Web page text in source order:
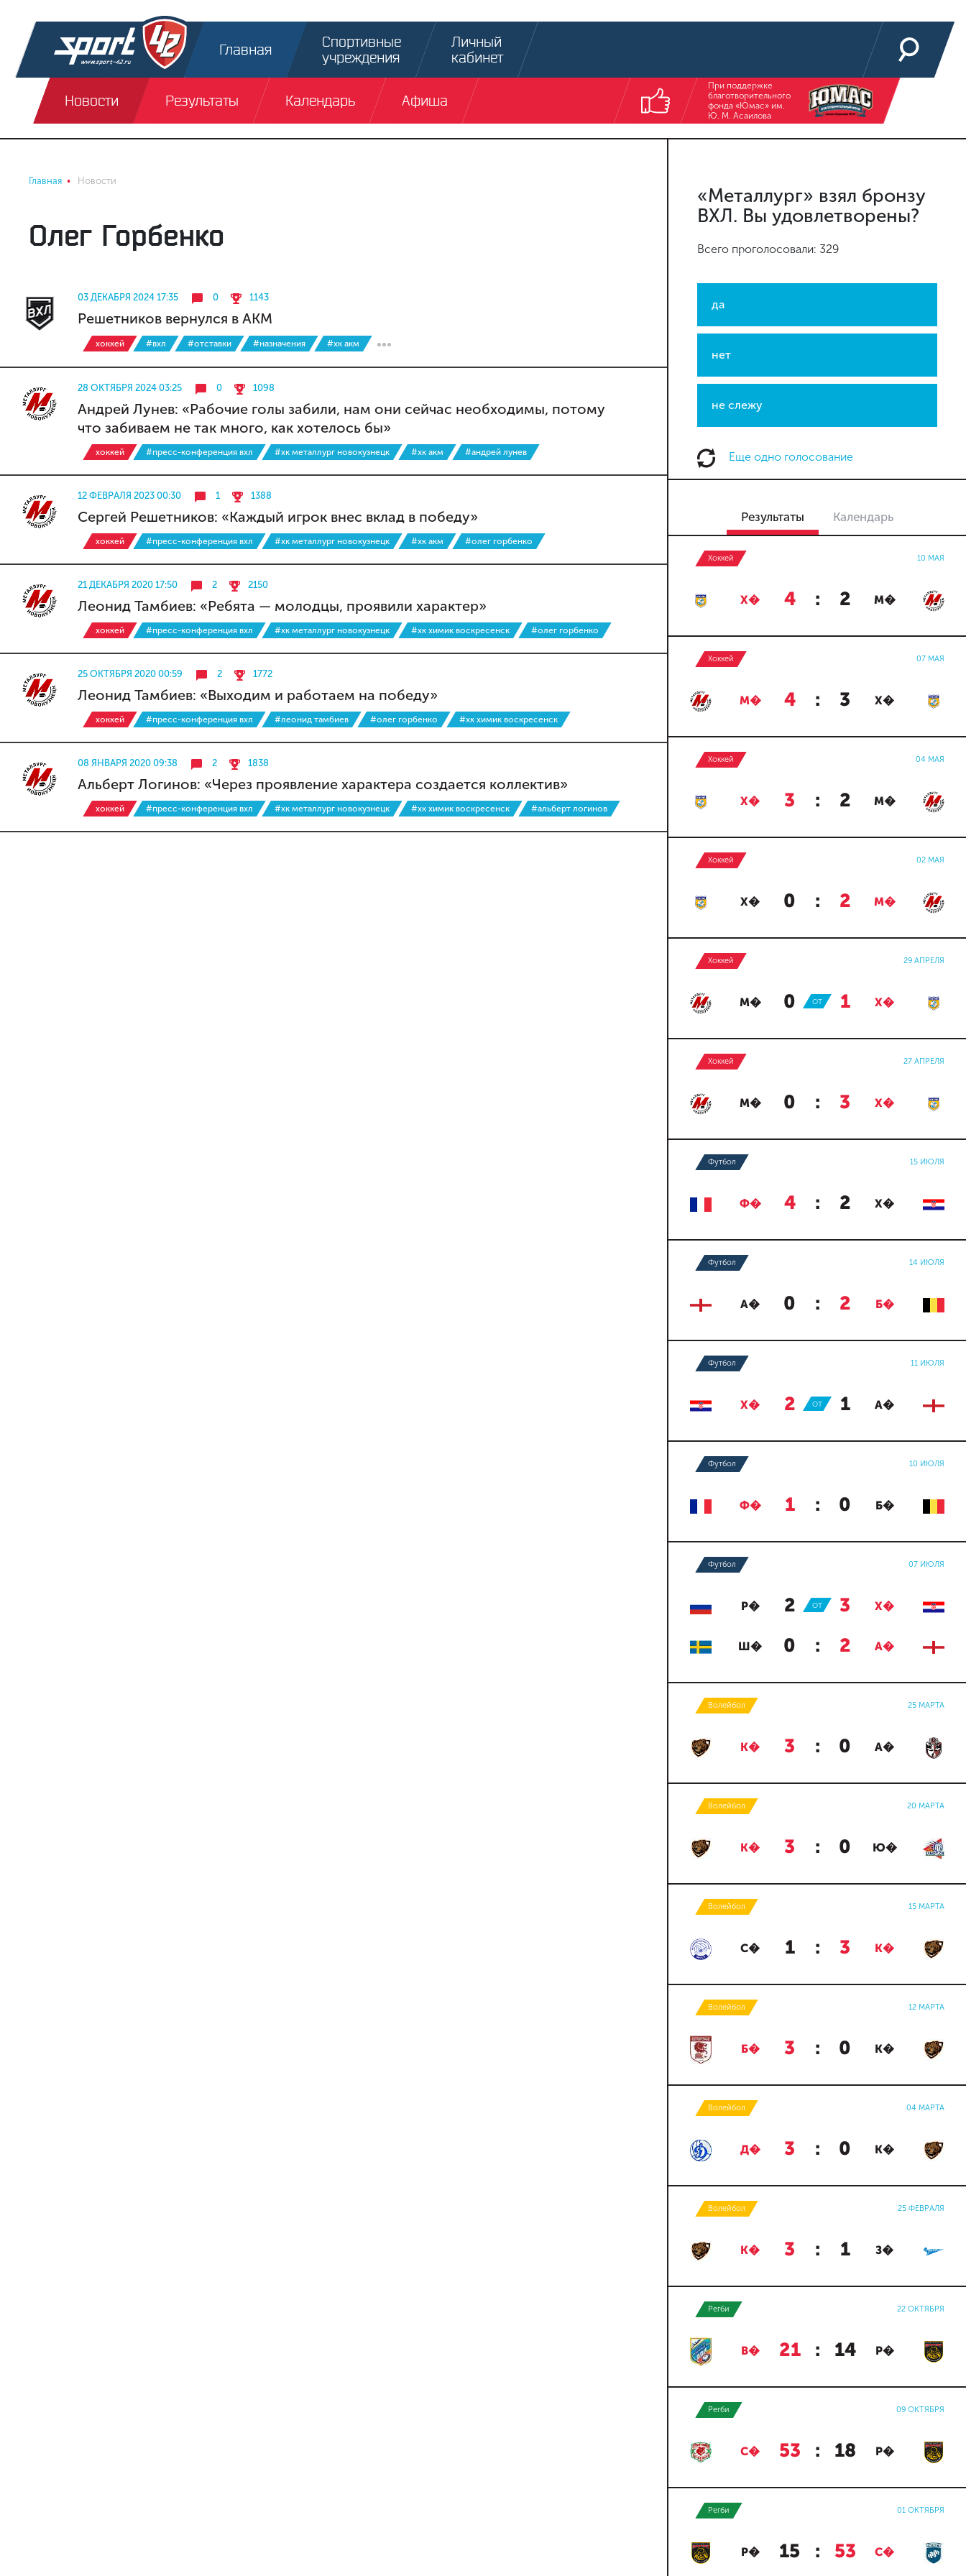
Главная
Спортивные
учреждения
Личный
кабинет
Новости Результаты Календарь Афиша
При поддержке
благотворительного
фонда «Юмас» им.
Ю. М. Асаилова
Главная Новости
Олег Горбенко
03 ДЕКАБРЯ 2024 17:35 0 1143
Решетников вернулся в АКМ
хоккей #вхл #отставки #назначения #хк акм
28 ОКТЯБРЯ 2024 03:25 0 1098
Андрей Лунев: «Рабочие голы забили, нам они сейчас необходимы, потому
что забиваем не так много, как хотелось бы»
хоккей #пресс-конференция вхл #хк металлург новокузнецк #хк акм #андрей лунев
12 ФЕВРАЛЯ 2023 00:30 1 1388
Сергей Решетников: «Каждый игрок внес вклад в победу»
хоккей #пресс-конференция вхл #хк металлург новокузнецк #хк акм #олег горбенко
21 ДЕКАБРЯ 2020 17:50 2 2150
Леонид Тамбиев: «Ребята — молодцы, проявили характер»
хоккей #пресс-конференция вхл #хк металлург новокузнецк #хк химик воскресенск #олег горбенко
25 ОКТЯБРЯ 2020 00:59 2 1772
Леонид Тамбиев: «Выходим и работаем на победу»
хоккей #пресс-конференция вхл #леонид тамбиев #олег горбенко #хк химик воскресенск
08 ЯНВАРЯ 2020 09:38 2 1838
Альберт Логинов: «Через проявление характера создается коллектив»
хоккей #пресс-конференция вхл #хк металлург новокузнецк #хк химик воскресенск #альберт логинов
«Металлург» взял бронзу
ВХЛ. Вы удовлетворены?
Всего проголосовали: 329
да
нет
не слежу
Еще одно голосование
Результаты Календарь
Хоккей 10 МАЯ
Х� 4 : 2 М�
Хоккей 07 МАЯ
М� 4 : 3 Х�
Хоккей 04 МАЯ
Х� 3 : 2 М�
Хоккей 02 МАЯ
Х� 0 : 2 М�
Хоккей 29 АПРЕЛЯ
М� 0 : 1 Х�
ОТ
Хоккей 27 АПРЕЛЯ
М� 0 : 3 Х�
Футбол 15 ИЮЛЯ
Ф� 4 : 2 Х�
Футбол 14 ИЮЛЯ
А� 0 : 2 Б�
Футбол 11 ИЮЛЯ
Х� 2 : 1 А�
ОТ
Футбол 10 ИЮЛЯ
Ф� 1 : 0 Б�
Футбол 07 ИЮЛЯ
Р� 2 : 3 Х�
ОТ
Ш� 0 : 2 А�
Волейбол 25 МАРТА
К� 3 : 0 А�
Волейбол 20 МАРТА
К� 3 : 0 Ю�
Волейбол 15 МАРТА
С� 1 : 3 К�
Волейбол 12 МАРТА
Б� 3 : 0 К�
Волейбол 04 МАРТА
Д� 3 : 0 К�
Волейбол 25 ФЕВРАЛЯ
К� 3 : 1 З�
Регби 22 ОКТЯБРЯ
В� 21 : 14 Р�
Регби 09 ОКТЯБРЯ
С� 53 : 18 Р�
Регби 01 ОКТЯБРЯ
Р� 15 : 53 С�